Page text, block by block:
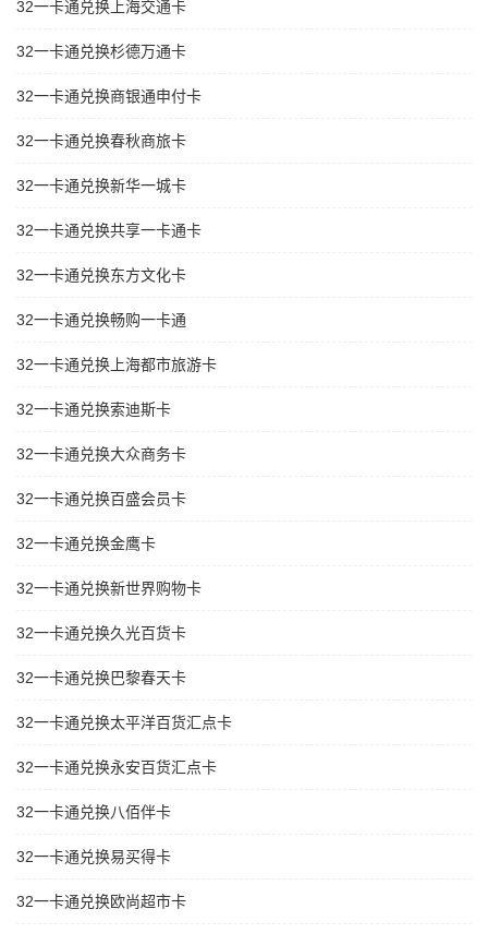
32一卡通兑换上海交通卡
32一卡通兑换杉德万通卡
32一卡通兑换商银通申付卡
32一卡通兑换春秋商旅卡
32一卡通兑换新华一城卡
32一卡通兑换共享一卡通卡
32一卡通兑换东方文化卡
32一卡通兑换畅购一卡通
32一卡通兑换上海都市旅游卡
32一卡通兑换索迪斯卡
32一卡通兑换大众商务卡
32一卡通兑换百盛会员卡
32一卡通兑换金鹰卡
32一卡通兑换新世界购物卡
32一卡通兑换久光百货卡
32一卡通兑换巴黎春天卡
32一卡通兑换太平洋百货汇点卡
32一卡通兑换永安百货汇点卡
32一卡通兑换八佰伴卡
32一卡通兑换易买得卡
32一卡通兑换欧尚超市卡